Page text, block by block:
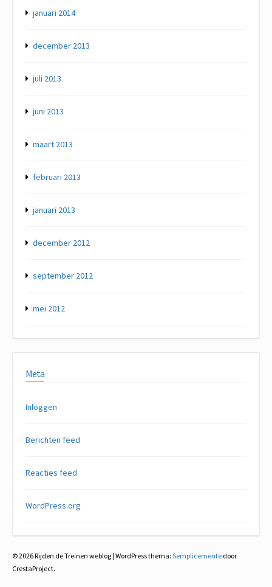
januari 2014
december 2013
juli 2013
juni 2013
maart 2013
februari 2013
januari 2013
december 2012
september 2012
mei 2012
Meta
Inloggen
Berichten feed
Reacties feed
WordPress.org
© 2026 Rijden de Treinen weblog| WordPress thema: Semplicemente door
CrestaProject.